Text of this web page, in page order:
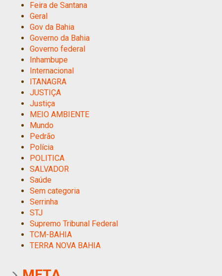
Feira de Santana
Geral
Gov da Bahia
Governo da Bahia
Governo federal
Inhambupe
Internacional
ITANAGRA
JUSTIÇA
Justiça
MEIO AMBIENTE
Mundo
Pedrão
Polícia
POLITICA
SALVADOR
Saúde
Sem categoria
Serrinha
STJ
Supremo Tribunal Federal
TCM-BAHIA
TERRA NOVA BAHIA